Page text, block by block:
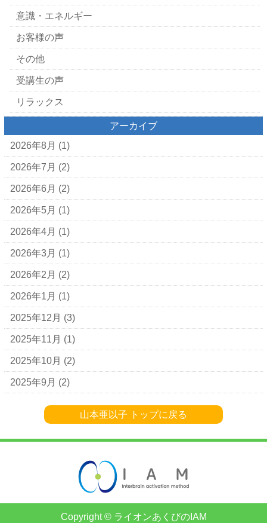
意識・エネルギー
お客様の声
その他
受講生の声
リラックス
アーカイブ
2026年8月 (1)
2026年7月 (2)
2026年6月 (2)
2026年5月 (1)
2026年4月 (1)
2026年3月 (1)
2026年2月 (2)
2026年1月 (1)
2025年12月 (3)
2025年11月 (1)
2025年10月 (2)
2025年9月 (2)
山本亜以子 トップに戻る
Copyright © ライオンあくびのIAM